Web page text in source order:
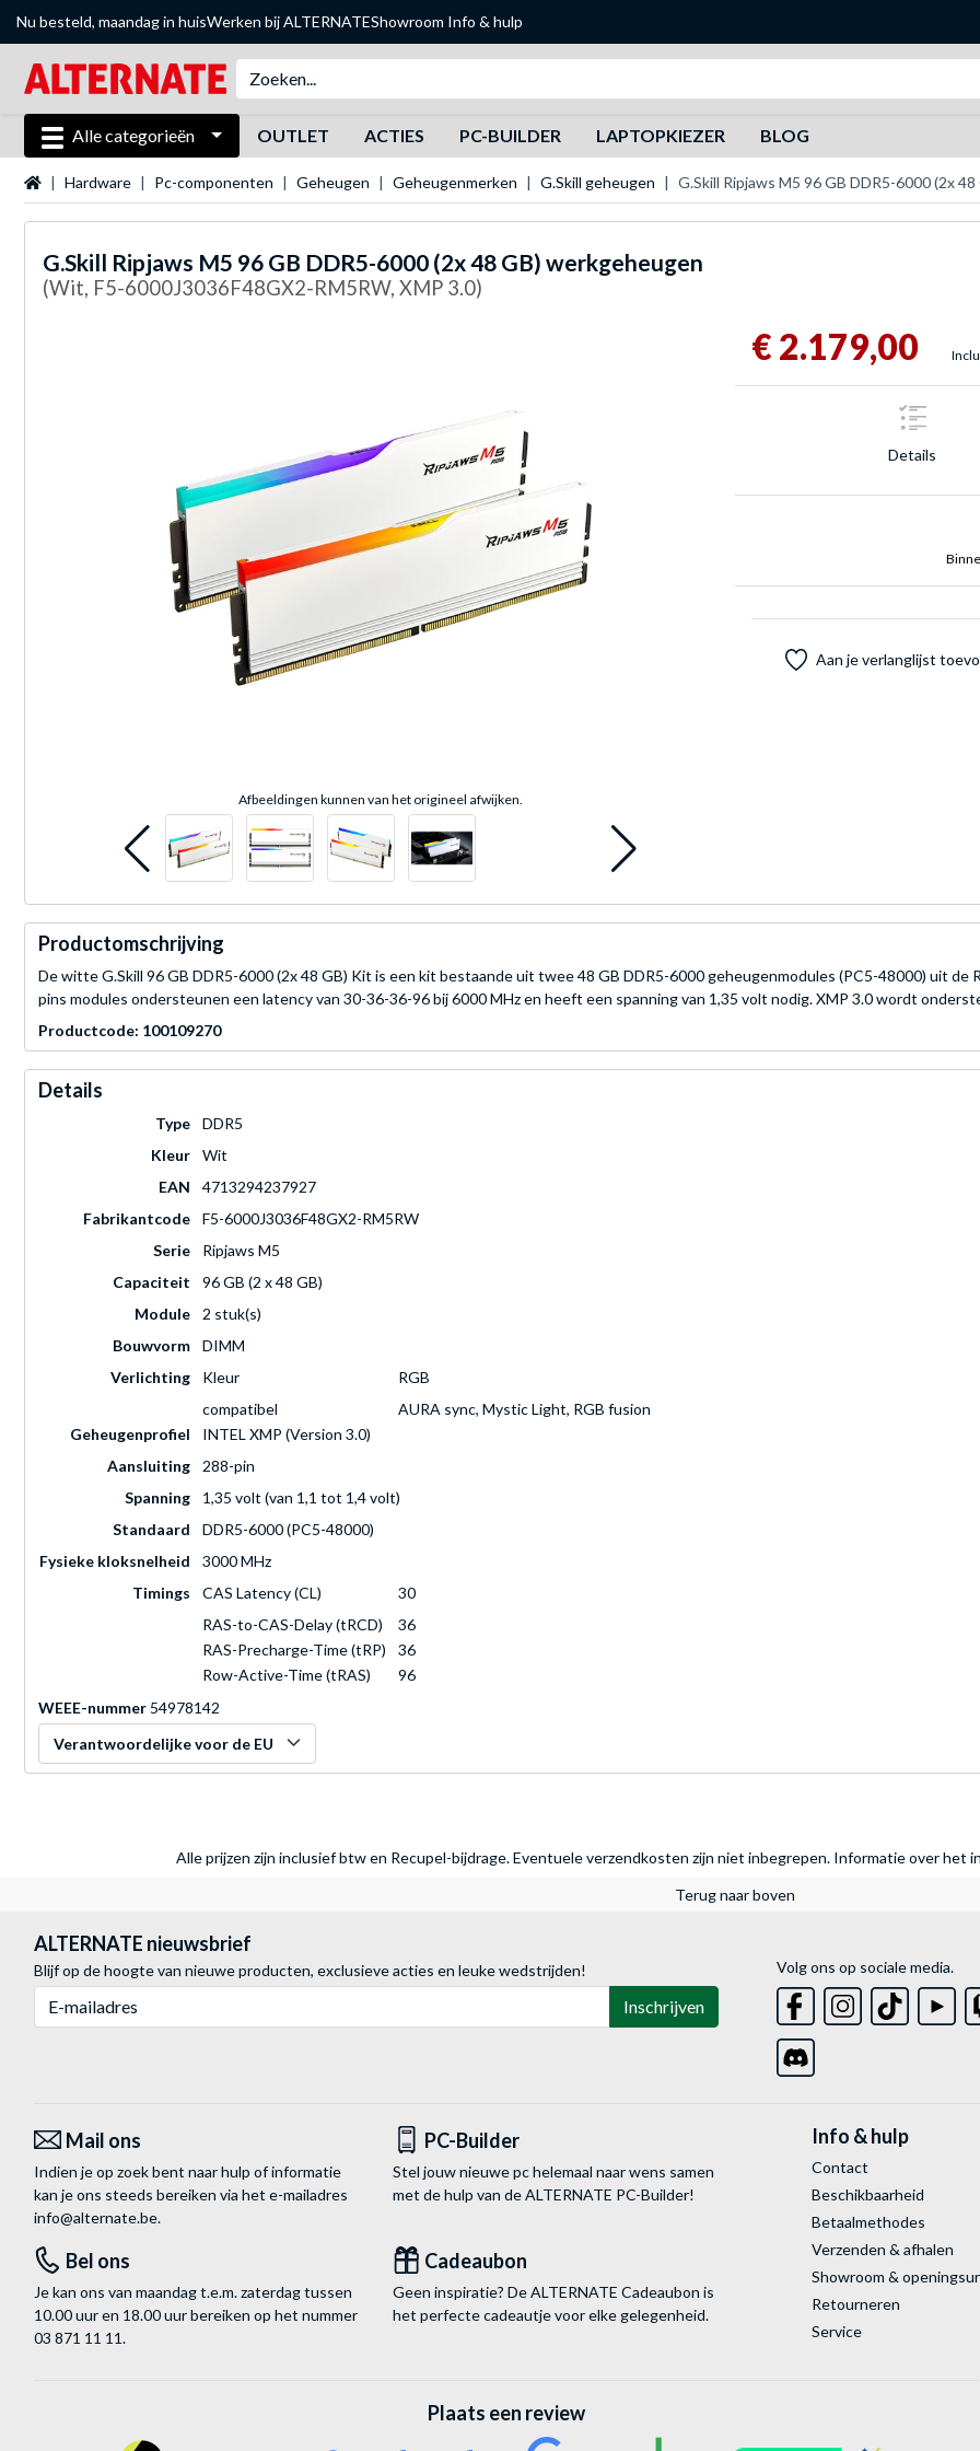
Nu besteld, maandag in huisWerken bij ALTERNATEShowroom Info & hulp
Alle categorieën OUTLET ACTIES PC-BUILDER LAPTOPKIEZER BLOG
Startpagina
Hardware Pc-componenten Geheugen Geheugenmerken G.Skill geheugen G.Skill Ripjaws M5 96 GB DDR5-6000 (2x
G.Skill Ripjaws M5 96 GB DDR5-6000 (2x 48 GB) werkgeheugen
(Wit, F5-6000J3036F48GX2-RM5RW, XMP 3.0)
Afbeeldingen kunnen van het origineel afwijken.
€ 2.179,00
Details
Aan je verlanglijst
Productomschrijving
De witte G.Skill 96 GB DDR5-6000 (2x 48 GB) Kit is een kit bestaande uit twee 48 GB DDR5-6000 geheugenmodules (PC5-48000) uit de
pins modules ondersteunen een latency van 30-36-36-96 bij 6000 MHz en heeft een spanning van 1,35 volt nodig. XMP 3.0 wordt
Productcode: 100109270
Details
Type
DDR5
Kleur
Wit
EAN
4713294237927
Fabrikantcode
F5-6000J3036F48GX2-RM5RW
Serie
Ripjaws M5
Capaciteit
96 GB (2 x 48 GB)
Module
2 stuk(s)
Bouwvorm
DIMM
Verlichting
Kleur
RGB
compatibel
AURA sync, Mystic Light, RGB fusion
Geheugenprofiel
INTEL XMP (Version 3.0)
Aansluiting
288-pin
Spanning
1,35 volt (van 1,1 tot 1,4 volt)
Standaard
DDR5-6000 (PC5-48000)
Fysieke kloksnelheid
3000 MHz
Timings
CAS Latency (CL)
30
RAS-to-CAS-Delay (tRCD)
36
RAS-Precharge-Time (tRP)
36
Row-Active-Time (tRAS)
96
WEEE-nummer 54978142
Verantwoordelijke voor de EU
Alle prijzen zijn inclusief btw en Recupel-bijdrage. Eventuele verzendkosten zijn niet inbegrepen. Informatie over het
Terug naar boven
ALTERNATE nieuwsbrief
Blijf op de hoogte van nieuwe producten, exclusieve acties en leuke wedstrijden!
Inschrijven
Volg ons op sociale media.
Mail ons
Indien je op zoek bent naar hulp of informatie
kan je ons steeds bereiken via het e-mailadres
info@alternate.be.
PC-Builder
Stel jouw nieuwe pc helemaal naar wens samen
met de hulp van de ALTERNATE PC-Builder!
Bel ons
Je kan ons van maandag t.e.m. zaterdag tussen
10.00 uur en 18.00 uur bereiken op het nummer
03 871 11 11.
Cadeaubon
Geen inspiratie? De ALTERNATE Cadeaubon is
het perfecte cadeautje voor elke gelegenheid.
Info & hulp
Contact
Beschikbaarheid
Betaalmethodes
Verzenden & afhalen
Showroom &
Retourneren
Service
Plaats een review